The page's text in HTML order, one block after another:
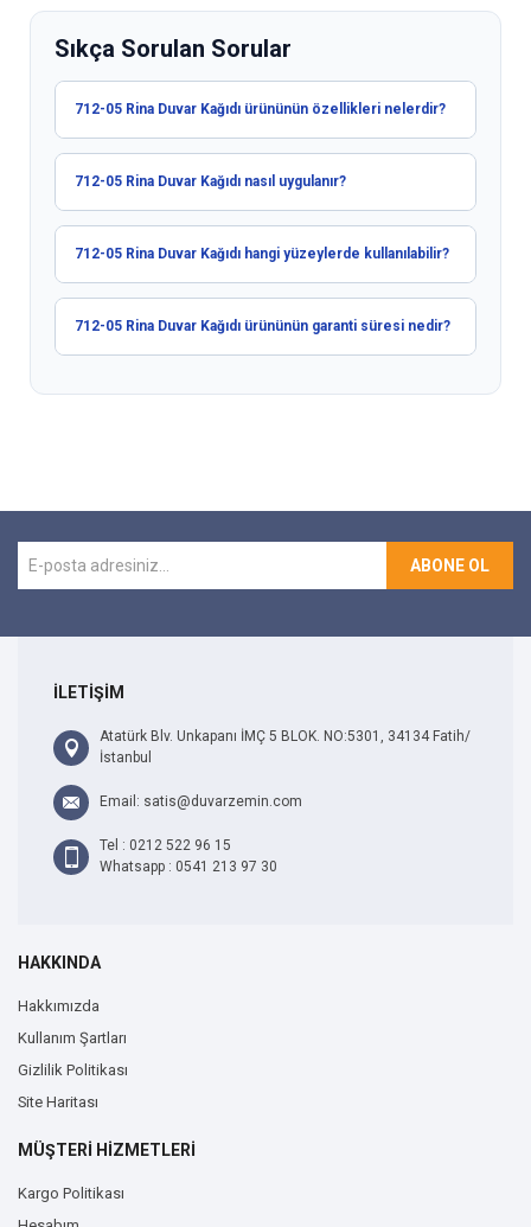
Sıkça Sorulan Sorular
712-05 Rina Duvar Kağıdı ürününün özellikleri nelerdir?
712-05 Rina Duvar Kağıdı nasıl uygulanır?
712-05 Rina Duvar Kağıdı hangi yüzeylerde kullanılabilir?
712-05 Rina Duvar Kağıdı ürününün garanti süresi nedir?
ABONE OL
İLETİŞİM
Atatürk Blv. Unkapanı İMÇ 5 BLOK. NO:5301, 34134 Fatih/
İstanbul
Email: satis@duvarzemin.com
Tel : 0212 522 96 15
Whatsapp : 0541 213 97 30
HAKKINDA
Hakkımızda
Kullanım Şartları
Gizlilik Politikası
Site Haritası
MÜŞTERİ HİZMETLERİ
Kargo Politikası